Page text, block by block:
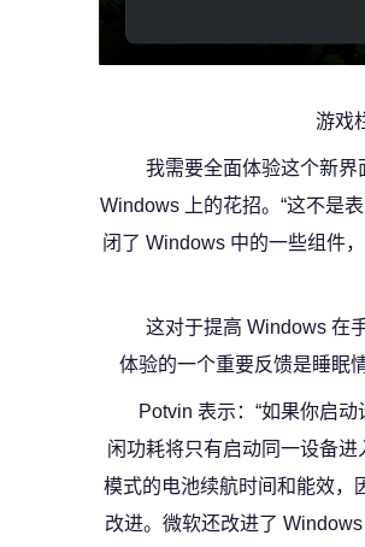
游戏
我需要全面体验这个新
Windows 上的花招。“这不是
闭了 Windows 中的一些组件
这对于提高 Windows 在
体验的一个重要反馈是睡眠
Potvin 表示：“如果你启
闲功耗将只有启动同一设备
模式的电池续航时间和能效，
改进。微软还改进了